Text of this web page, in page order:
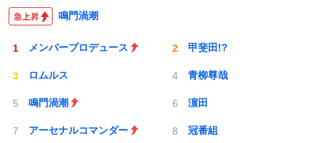
鳴門渦潮
メンバープロデュース 甲斐田!?
ロムルス 青柳尊哉
鳴門渦潮 濵田
アーセナルコマンダー 冠番組